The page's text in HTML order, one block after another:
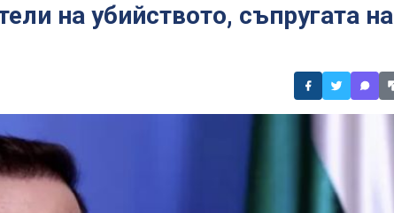
на убийството, съпругата на